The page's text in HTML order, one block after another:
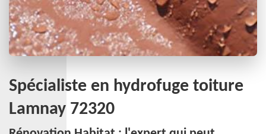
Spécialiste en hydrofuge toiture
Lamnay 72320